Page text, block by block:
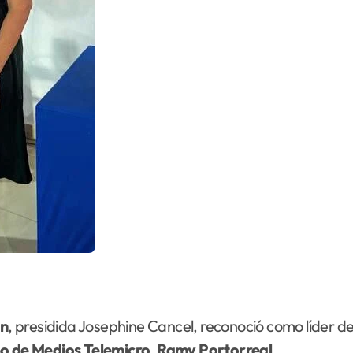
, presidida Josephine Cancel, reconoció como líder